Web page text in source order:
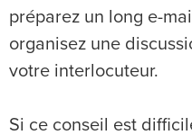
préparez un long e-
organisez une
votre interlocuteur.
Si ce conseil est